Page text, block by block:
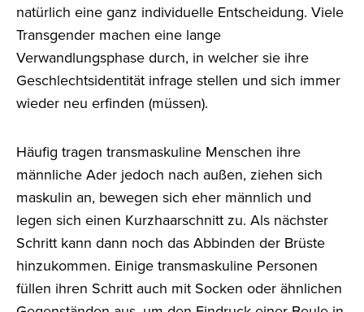
natürlich eine ganz individuelle Entscheidung. Viele
Transgender machen eine lange
Verwandlungsphase durch, in welcher sie ihre
Geschlechtsidentität infrage stellen und sich immer
wieder neu erfinden (müssen).
Häufig tragen transmaskuline Menschen ihre
männliche Ader jedoch nach außen, ziehen sich
maskulin an, bewegen sich eher männlich und
legen sich einen Kurzhaarschnitt zu. Als nächster
Schritt kann dann noch das Abbinden der Brüste
hinzukommen. Einige transmaskuline Personen
füllen ihren Schritt auch mit Socken oder ähnlichen